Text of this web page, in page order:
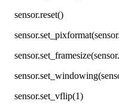
sensor.reset()
sensor.set_vflip(1)